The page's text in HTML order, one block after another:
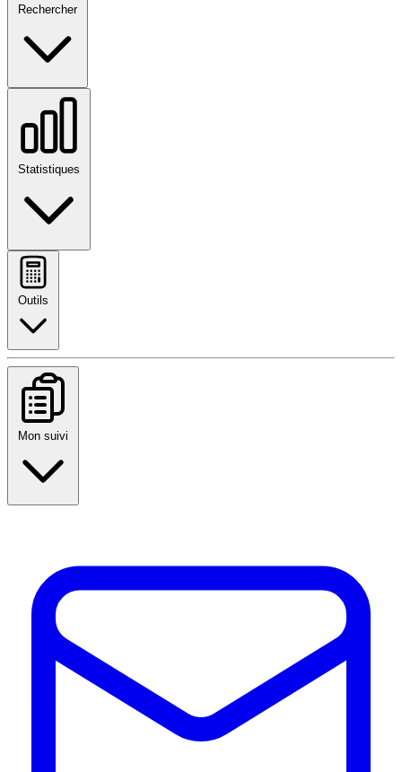
Rechercher
Statistiques
Outils
Mon suivi